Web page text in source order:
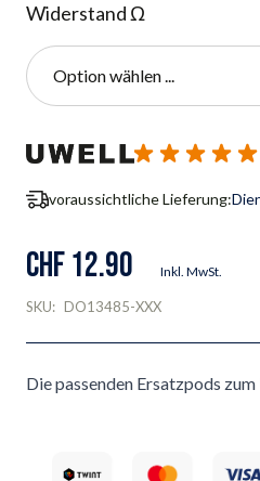
Widerstand Ω
Option wählen ...
Benachrichtigungsformular
voraussichtliche Lieferung:
CHF 12.90 Inkl. MwSt.
SKU: DO13485-XXX
Die passenden Ersatzpods